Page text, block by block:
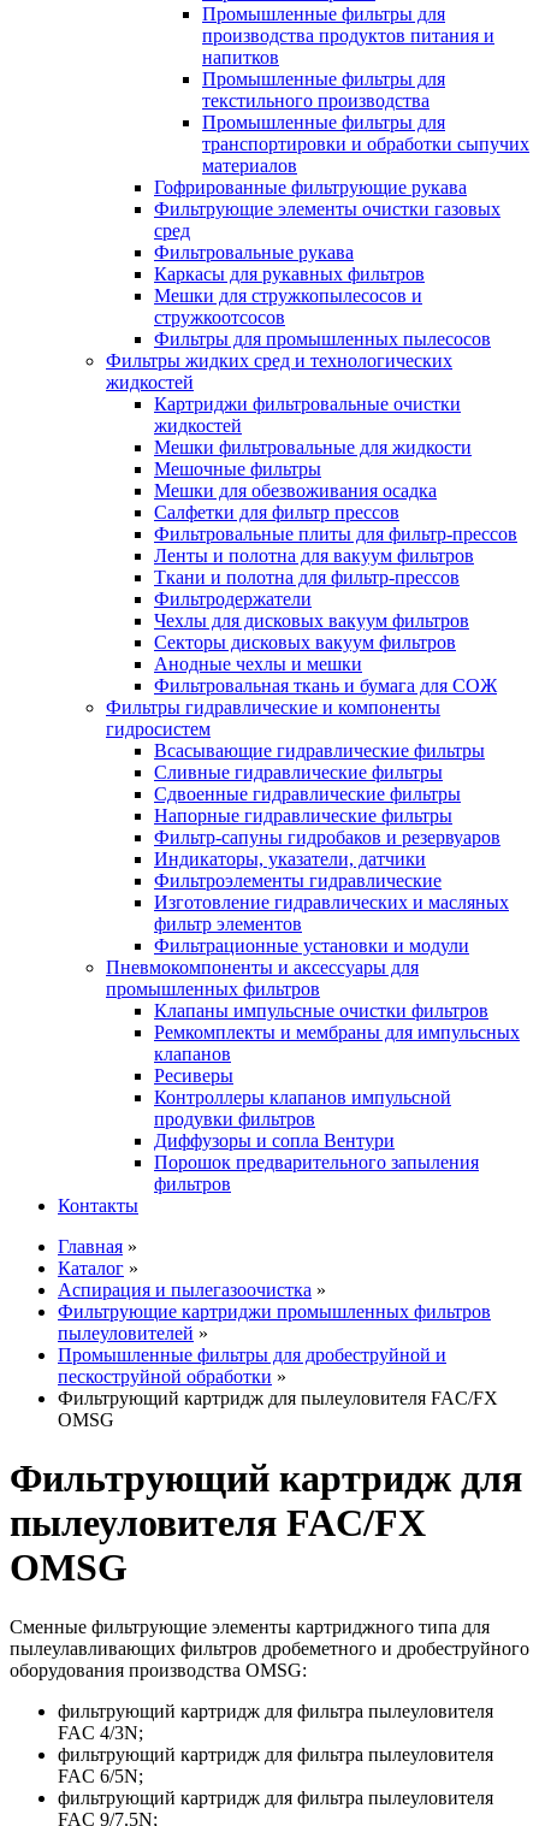
Промышленные фильтры для
производства продуктов питания и
напитков
Промышленные фильтры для
текстильного производства
Промышленные фильтры для
транспортировки и обработки сыпучих
материалов
Гофрированные фильтрующие рукава
Фильтрующие элементы очистки газовых
сред
Фильтровальные рукава
Каркасы для рукавных фильтров
Мешки для стружкопылесосов и
стружкоотсосов
Фильтры для промышленных пылесосов
Фильтры жидких сред и технологических
жидкостей
Картриджи фильтровальные очистки
жидкостей
Мешки фильтровальные для жидкости
Мешочные фильтры
Мешки для обезвоживания осадка
Салфетки для фильтр прессов
Фильтровальные плиты для фильтр-прессов
Ленты и полотна для вакуум фильтров
Ткани и полотна для фильтр-прессов
Фильтродержатели
Чехлы для дисковых вакуум фильтров
Секторы дисковых вакуум фильтров
Анодные чехлы и мешки
Фильтровальная ткань и бумага для СОЖ
Фильтры гидравлические и компоненты
гидросистем
Всасывающие гидравлические фильтры
Сливные гидравлические фильтры
Сдвоенные гидравлические фильтры
Напорные гидравлические фильтры
Фильтр-сапуны гидробаков и резервуаров
Индикаторы, указатели, датчики
Фильтроэлементы гидравлические
Изготовление гидравлических и масляных
фильтр элементов
Фильтрационные установки и модули
Пневмокомпоненты и аксессуары для
промышленных фильтров
Клапаны импульсные очистки фильтров
Ремкомплекты и мембраны для импульсных
клапанов
Ресиверы
Контроллеры клапанов импульсной
продувки фильтров
Диффузоры и сопла Вентури
Порошок предварительного запыления
фильтров
Контакты
Главная »
Каталог »
Аспирация и пылегазоочистка »
Фильтрующие картриджи промышленных фильтров
пылеуловителей »
Промышленные фильтры для дробеструйной и
пескоструйной обработки »
Фильтрующий картридж для пылеуловителя FAC/FX
OMSG
Фильтрующий картридж для
пылеуловителя FAC/FX
OMSG
Сменные фильтрующие элементы картриджного типа для
пылеулавливающих фильтров дробеметного и дробеструйного
оборудования производства OMSG:
фильтрующий картридж для фильтра пылеуловителя
FAC 4/3N;
фильтрующий картридж для фильтра пылеуловителя
FAC 6/5N;
фильтрующий картридж для фильтра пылеуловителя
FAC 9/7.5N;